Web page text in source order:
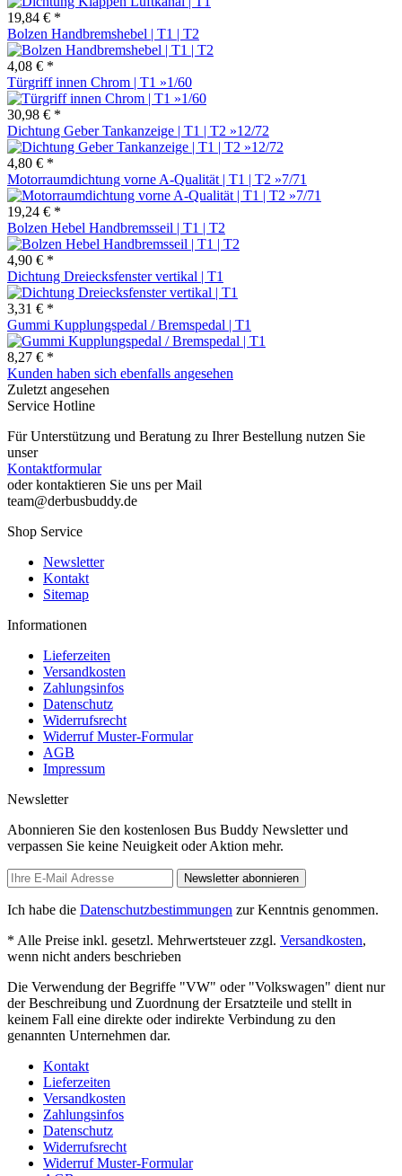
19,84 € *
Bolzen Handbremshebel | T1 | T2
4,08 € *
Türgriff innen Chrom | T1 »1/60
30,98 € *
Dichtung Geber Tankanzeige | T1 | T2 »12/72
4,80 € *
Motorraumdichtung vorne A-Qualität | T1 | T2 »7/71
19,24 € *
Bolzen Hebel Handbremsseil | T1 | T2
4,90 € *
Dichtung Dreiecksfenster vertikal | T1
3,31 € *
Gummi Kupplungspedal / Bremspedal | T1
8,27 € *
Kunden haben sich ebenfalls angesehen
Zuletzt angesehen
Service Hotline
Für Unterstützung und Beratung zu Ihrer Bestellung nutzen Sie
unser
Kontaktformular
oder kontaktieren Sie uns per Mail
team@derbusbuddy.de
Shop Service
Newsletter
Kontakt
Sitemap
Informationen
Lieferzeiten
Versandkosten
Zahlungsinfos
Datenschutz
Widerrufsrecht
Widerruf Muster-Formular
AGB
Impressum
Newsletter
Abonnieren Sie den kostenlosen Bus Buddy Newsletter und
verpassen Sie keine Neuigkeit oder Aktion mehr.
Newsletter abonnieren
Ich habe die Datenschutzbestimmungen zur Kenntnis genommen.
* Alle Preise inkl. gesetzl. Mehrwertsteuer zzgl. Versandkosten,
wenn nicht anders beschrieben
Die Verwendung der Begriffe "VW" oder "Volkswagen" dient nur
der Beschreibung und Zuordnung der Ersatzteile und stellt in
keinem Fall eine direkte oder indirekte Verbindung zu den
genannten Unternehmen dar.
Kontakt
Lieferzeiten
Versandkosten
Zahlungsinfos
Datenschutz
Widerrufsrecht
Widerruf Muster-Formular